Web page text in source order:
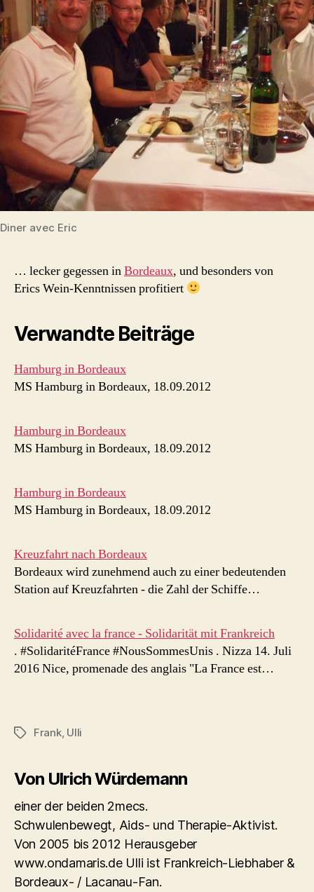
Diner avec Eric
… lecker gegessen inBordeaux, und besonders von
Erics Wein-Kenntnissen profitiert
Verwandte Beiträge
Hamburg in Bordeaux
MS Hamburg in Bordeaux, 18.09.2012
Hamburg in Bordeaux
MS Hamburg in Bordeaux, 18.09.2012
Hamburg in Bordeaux
MS Hamburg in Bordeaux, 18.09.2012
Kreuzfahrt nach Bordeaux
Bordeaux wird zunehmend auch zu einer bedeutenden
Station auf Kreuzfahrten - die Zahl der Schiffe…
Solidarité avec la france - Solidarität mit Frankreich
. #SolidaritéFrance #NousSommesUnis . Nizza 14. Juli
2016 Nice, promenade des anglais "La France est…
Schlagwörter
Frank, Ulli
Von Ulrich Würdemann
einer der beiden 2mecs.
Schwulenbewegt, Aids- und Therapie-Aktivist.
Von 2005 bis 2012 Herausgeber
www.ondamaris.de Ulli ist Frankreich-Liebhaber &
Bordeaux- / Lacanau-Fan.